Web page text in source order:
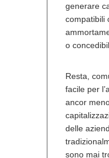
generare
compatibili
o
Resta,
facile per
ancor
delle
sono mai